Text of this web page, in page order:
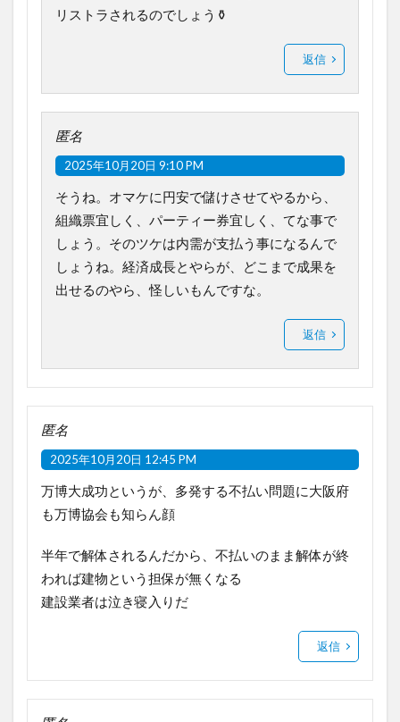
リストラされるのでしょう⚱️
返信
匿名
2025年10月20日 9:10 PM
そうね。オマケに円安で儲けさせてやるから、
組織票宜しく、パーティー券宜しく、てな事で
しょう。そのツケは内需が支払う事になるんで
しょうね。経済成長とやらが、どこまで成果を
出せるのやら、怪しいもんですな。
返信
匿名
2025年10月20日 12:45 PM
万博大成功というが、多発する不払い問題に大阪府
も万博協会も知らん顔
半年で解体されるんだから、不払いのまま解体が終
われば建物という担保が無くなる
建設業者は泣き寝入りだ
返信